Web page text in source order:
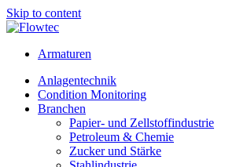
Skip to content
Armaturen
Anlagentechnik
Condition Monitoring
Branchen
Papier- und Zellstoffindustrie
Petroleum & Chemie
Zucker und Stärke